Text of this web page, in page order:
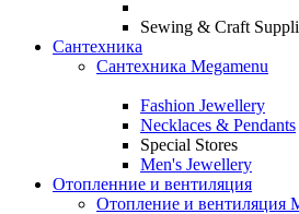
Sewing & Craft
Сантехника
Сантехника Megamenu
Fashion Jewellery
Necklaces & Pendants
Special Stores
Men's Jewellery
Отопленние и вентиляция
Отопление и вентиляция